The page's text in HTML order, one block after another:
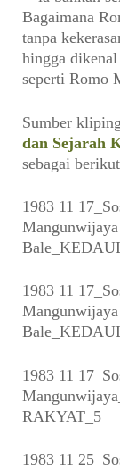
Bagaimana
tanpa
hingga
seperti Romo
Sumber
dan Sejarah
sebagai
1983 11
1983 11
1983 11
RAKYAT_5
1983 11